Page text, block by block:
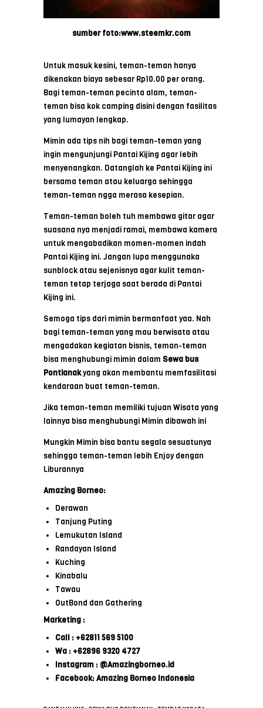
sumber foto:www.steemkr.com
Untuk masuk kesini, teman-teman hanya
dikenakan biaya sebesar Rp10.00 per orang.
Bagi teman-teman pecinta alam, teman-
teman bisa kok camping disini dengan fasilitas
yang lumayan lengkap.
Mimin ada tips nih bagi teman-teman yang
ingin mengunjungi Pantai Kijing agar lebih
menyenangkan. Datanglah ke Pantai Kijing ini
bersama teman atau keluarga sehingga
teman-teman ngga merasa kesepian.
Teman-teman boleh tuh membawa gitar agar
suasana nya menjadi ramai, membawa kamera
untuk mengabadikan momen-momen indah
Pantai Kijing ini. Jangan lupa menggunaka
sunblock atau sejenisnya agar kulit teman-
teman tetap terjaga saat berada di Pantai
Kijing ini.
Semoga tips dari mimin bermanfaat yaa. Nah
bagi teman-teman yang mau berwisata atau
mengadakan kegiatan bisnis, teman-teman
bisa menghubungi mimin dalam Sewa bus
Pontianakyang akan membantu memfasilitasi
kendaraan buat teman-teman.
Jika teman-teman memiliki tujuan Wisata yang
lainnya bisa menghubungi Mimin dibawah ini
Mungkin Mimin bisa bantu segala sesuatunya
sehingga teman-teman lebih Enjoy dengan
Liburannya
Amazing Borneo:
Derawan
Tanjung Puting
Lemukutan Island
Randayan Island
Kuching
Kinabalu
Tawau
OutBond dan Gathering
Marketing :
Call : +62811 569 5100
Wa : +62896 9320 4727
Instagram : @Amazingborneo.id
Facebook: Amazing Borneo Indonesia